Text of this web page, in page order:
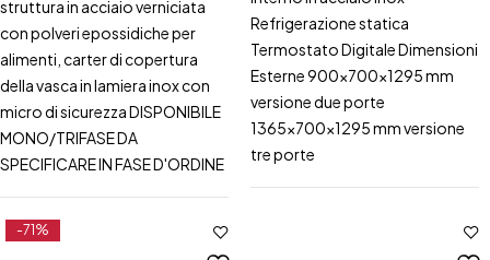
struttura in acciaio verniciata
con polveri epossidiche per
alimenti, carter di copertura
della vasca in lamiera inox con
micro di sicurezza DISPONIBILE
MONO/TRIFASE DA
SPECIFICARE IN FASE D'ORDINE
Refrigerazione statica
Termostato Digitale Dimensioni
Esterne 900x700x1295 mm
versione due porte
1365x700x1295 mm versione
tre porte
-71%